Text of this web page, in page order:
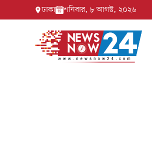
ঢাকা শনিবার, ৮ আগস্ট, ২০২৬